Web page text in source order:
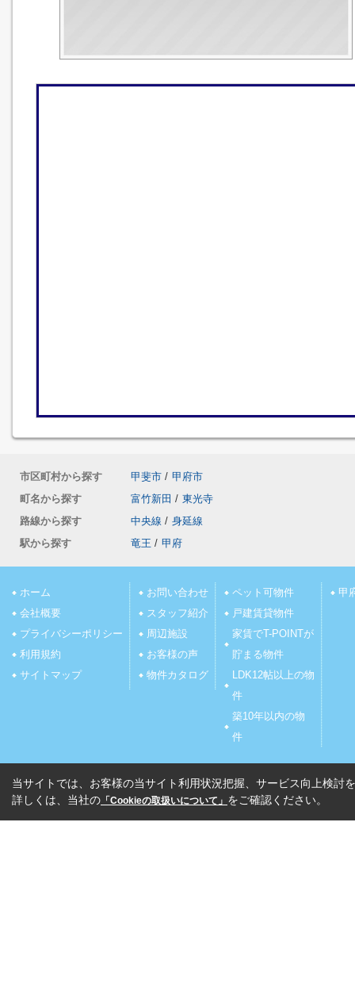
市区町村から探す 甲斐市 / 甲府市
町名から探す
富竹新田 / 東光寺
路線から探す
中央線 / 身延線
駅から探す
竜王 / 甲府
ホーム
会社概要
プライバシーポリシー
利用規約
サイトマップ
お問い合わせ
スタッフ紹介
周辺施設
お客様の声
物件カタログ
ペット可物件
戸建賃貸物件
家賃でT-POINTが
貯まる物件
LDK12帖以上の物
件
築10年以内の物
件
甲
当サイトでは、お客様の当サイト利用状況把握、サービス向上検討
詳しくは、当社の 「Cookieの取扱いについて」 をご確認ください。